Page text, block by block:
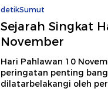
detikSumut
Sejarah Singkat
November
Hari Pahlawan 10
peringatan penting
dilatarbelakangi oleh